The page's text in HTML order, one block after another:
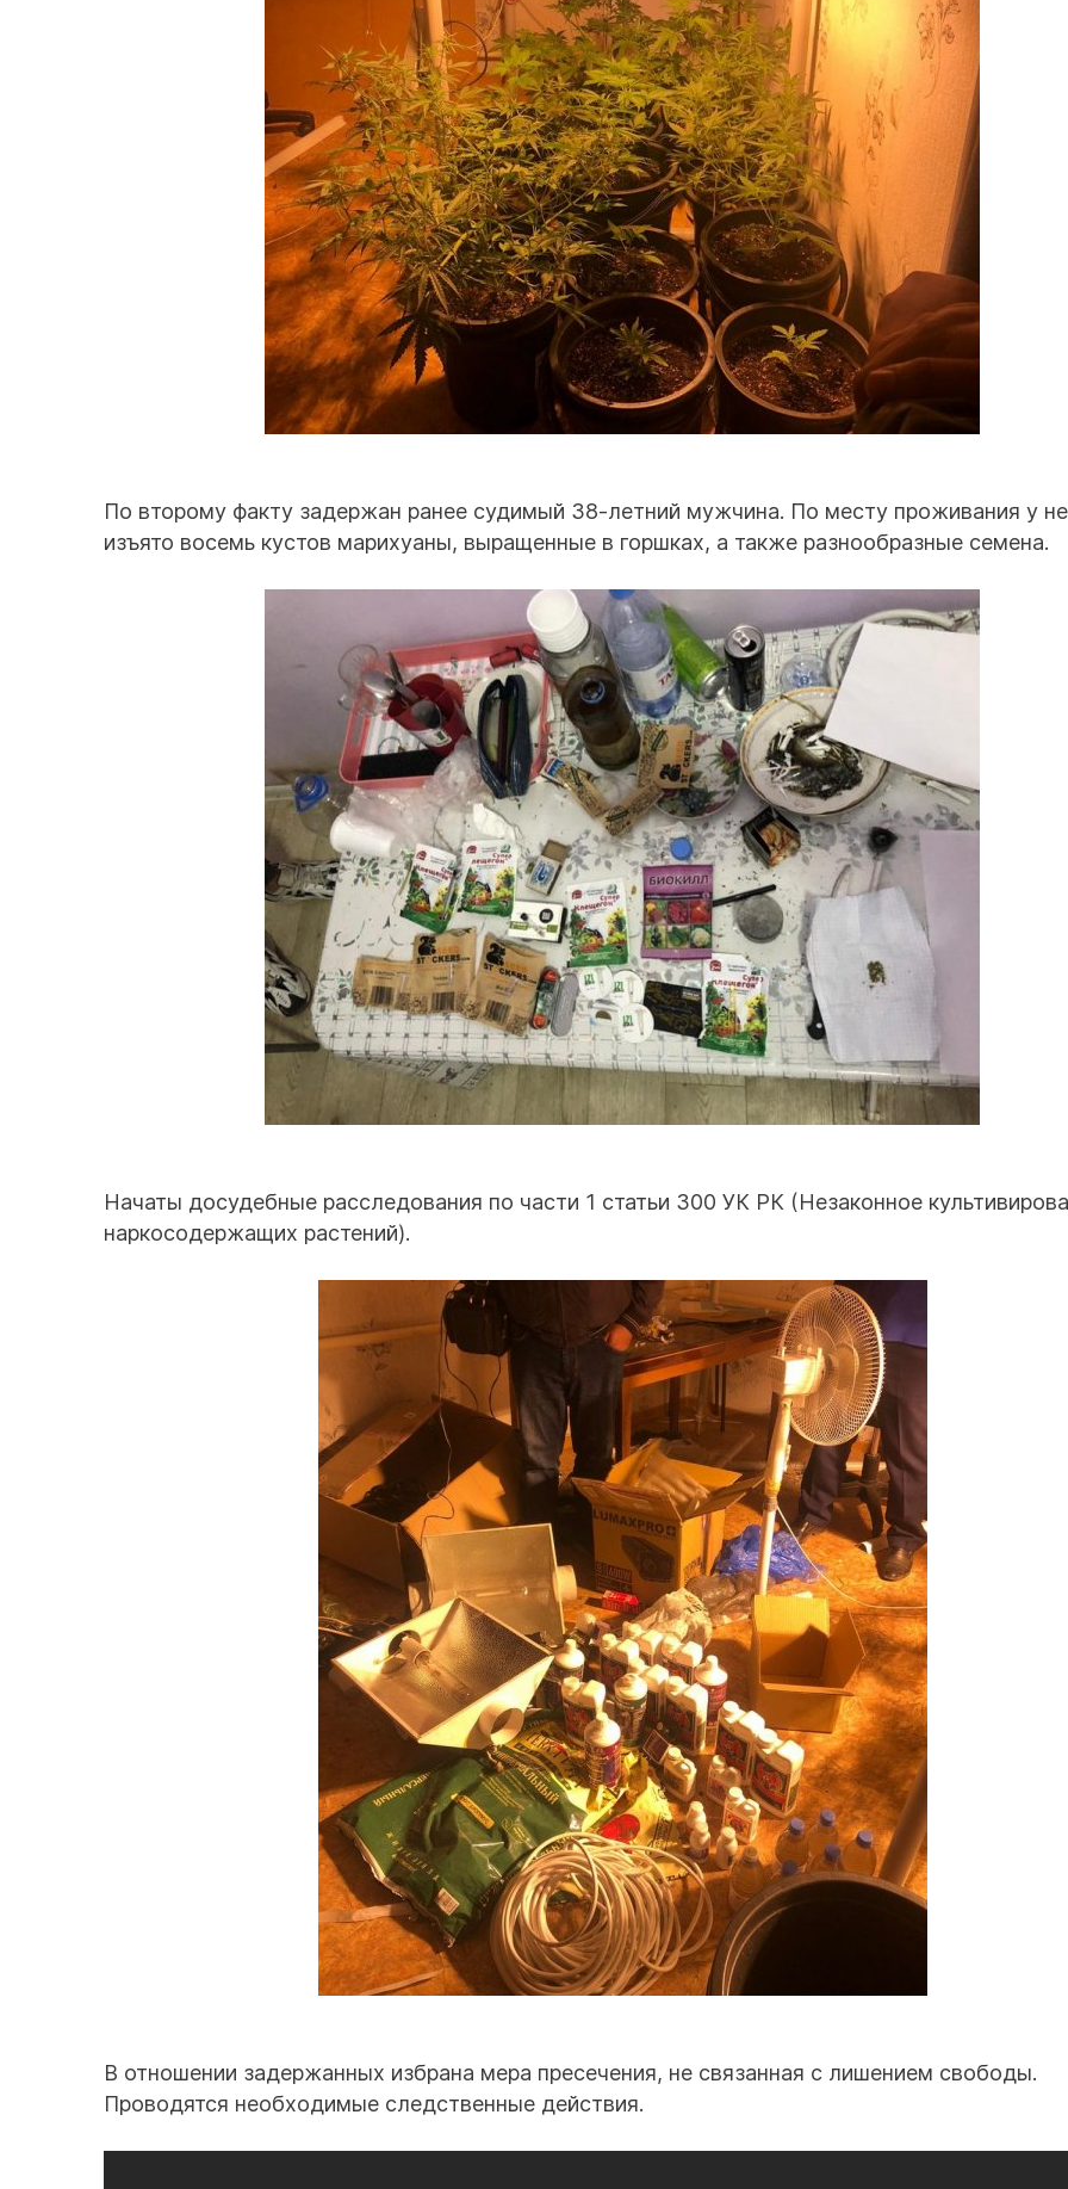
По второму факту задержан ранее судимый 38-летний мужчина. По месту проживания у
изъято восемь кустов марихуаны, выращенные в горшках, а также разнообразные семена.
Начаты досудебные расследования по части 1 статьи 300 УК РК (Незаконное
наркосодержащих растений).
В отношении задержанных избрана мера пресечения, не связанная с лишением свободы.
Проводятся необходимые следственные действия.